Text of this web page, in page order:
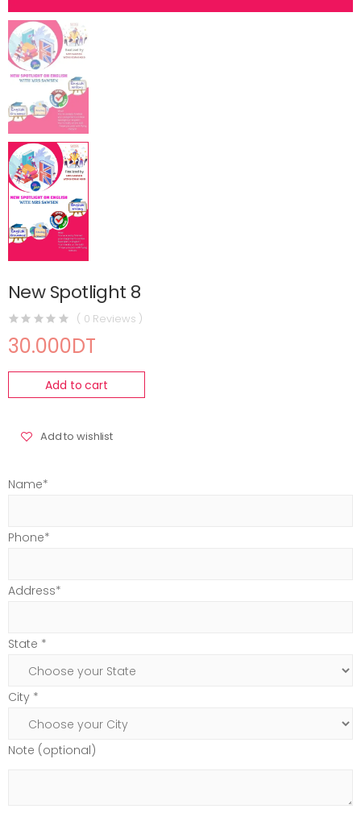
New Spotlight 8
( 0 Reviews )
30.000DT
Add to cart
Add to wishlist
Name*
Phone*
Address*
State *
City *
Note (optional)